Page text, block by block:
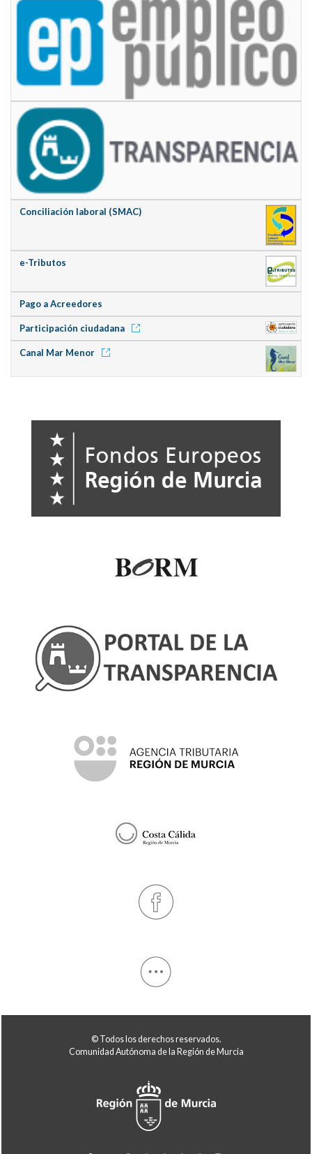
Conciliación laboral (SMAC)
e-Tributos
Pago a Acreedores
Participación ciudadana
Canal Mar Menor
© Todos los derechos reservados.
Comunidad Autónoma de la Región de Murcia